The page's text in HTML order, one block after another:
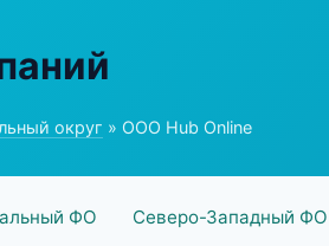
округ » ООО Hub Online
ФО Северо-Западный ФО